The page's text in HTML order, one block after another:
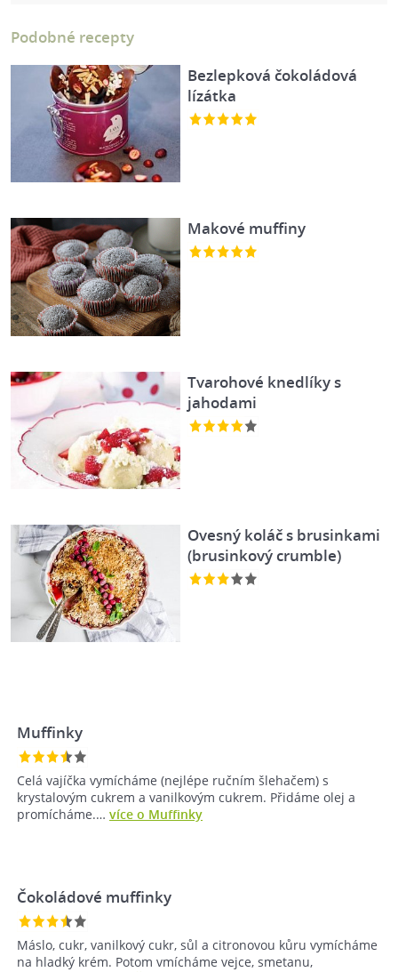
Podobné recepty
Bezlepková čokoládová
lízátka
Makové muffiny
Tvarohové knedlíky s
jahodami
Ovesný koláč s brusinkami
(brusinkový crumble)
Muffinky
Celá vajíčka vymícháme (nejlépe ručním šlehačem) s
krystalovým cukrem a vanilkovým cukrem. Přidáme olej a
promícháme.… více o Muffinky
Čokoládové muffinky
Máslo, cukr, vanilkový cukr, sůl a citronovou kůru vymícháme
na hladký krém. Potom vmícháme vejce, smetanu,